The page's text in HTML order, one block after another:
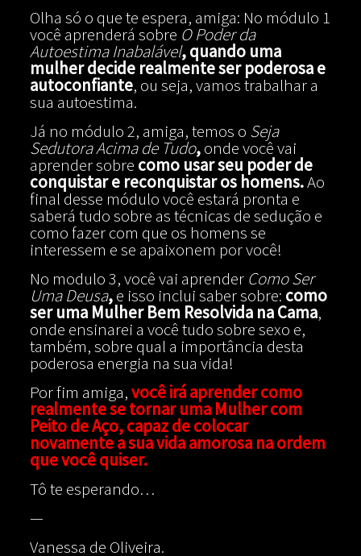
Olha só o que te espera, amiga: No módulo 1
você aprenderá sobre O Poder da
Autoestima Inabalável,quando uma
mulher decide realmente ser poderosa e
autoconfiante, ou seja, vamos trabalhar a
sua autoestima.
Já no módulo 2, amiga, temos o Seja
Sedutora Acima de Tudo,onde você vai
aprender sobre como usar seu poder de
conquistar e reconquistar os homens.Ao
final desse módulo você estará pronta e
saberá tudo sobre as técnicas de sedução e
como fazer com que os homens se
interessem e se apaixonem por você!
No modulo 3, você vai aprender Como Ser
Uma Deusa,e isso inclui saber sobre: como
ser uma Mulher Bem Resolvida na Cama,
onde ensinarei a você tudo sobre sexo e,
também, sobre qual a importância desta
poderosa energia na sua vida!
Por fim amiga,você irá aprender como
realmente se tornar uma Mulher com
Peito de Aço, capaz de colocar
novamente a sua vida amorosa na ordem
que você quiser.
Tô te esperando…
—
Vanessa de Oliveira.